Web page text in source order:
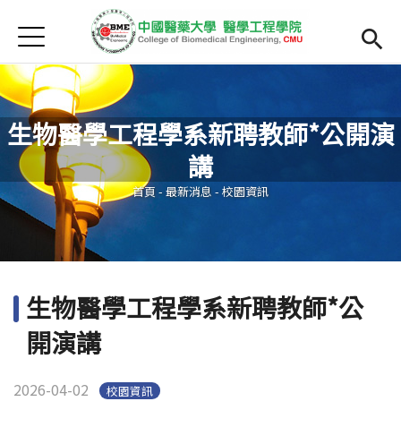
首頁
最新消息
Open submenu (院系簡介)
院系簡介
院長簡介
Open submenu (主任簡介)
主任簡介
師資
招生
Jump to Main content
生物醫學工程學系新聘教師*公開演
講
您在這裡
首頁 - 最新消息 - 校園資訊
生物醫學工程學系新聘教師*公
開演講
2026-04-02 校園資訊